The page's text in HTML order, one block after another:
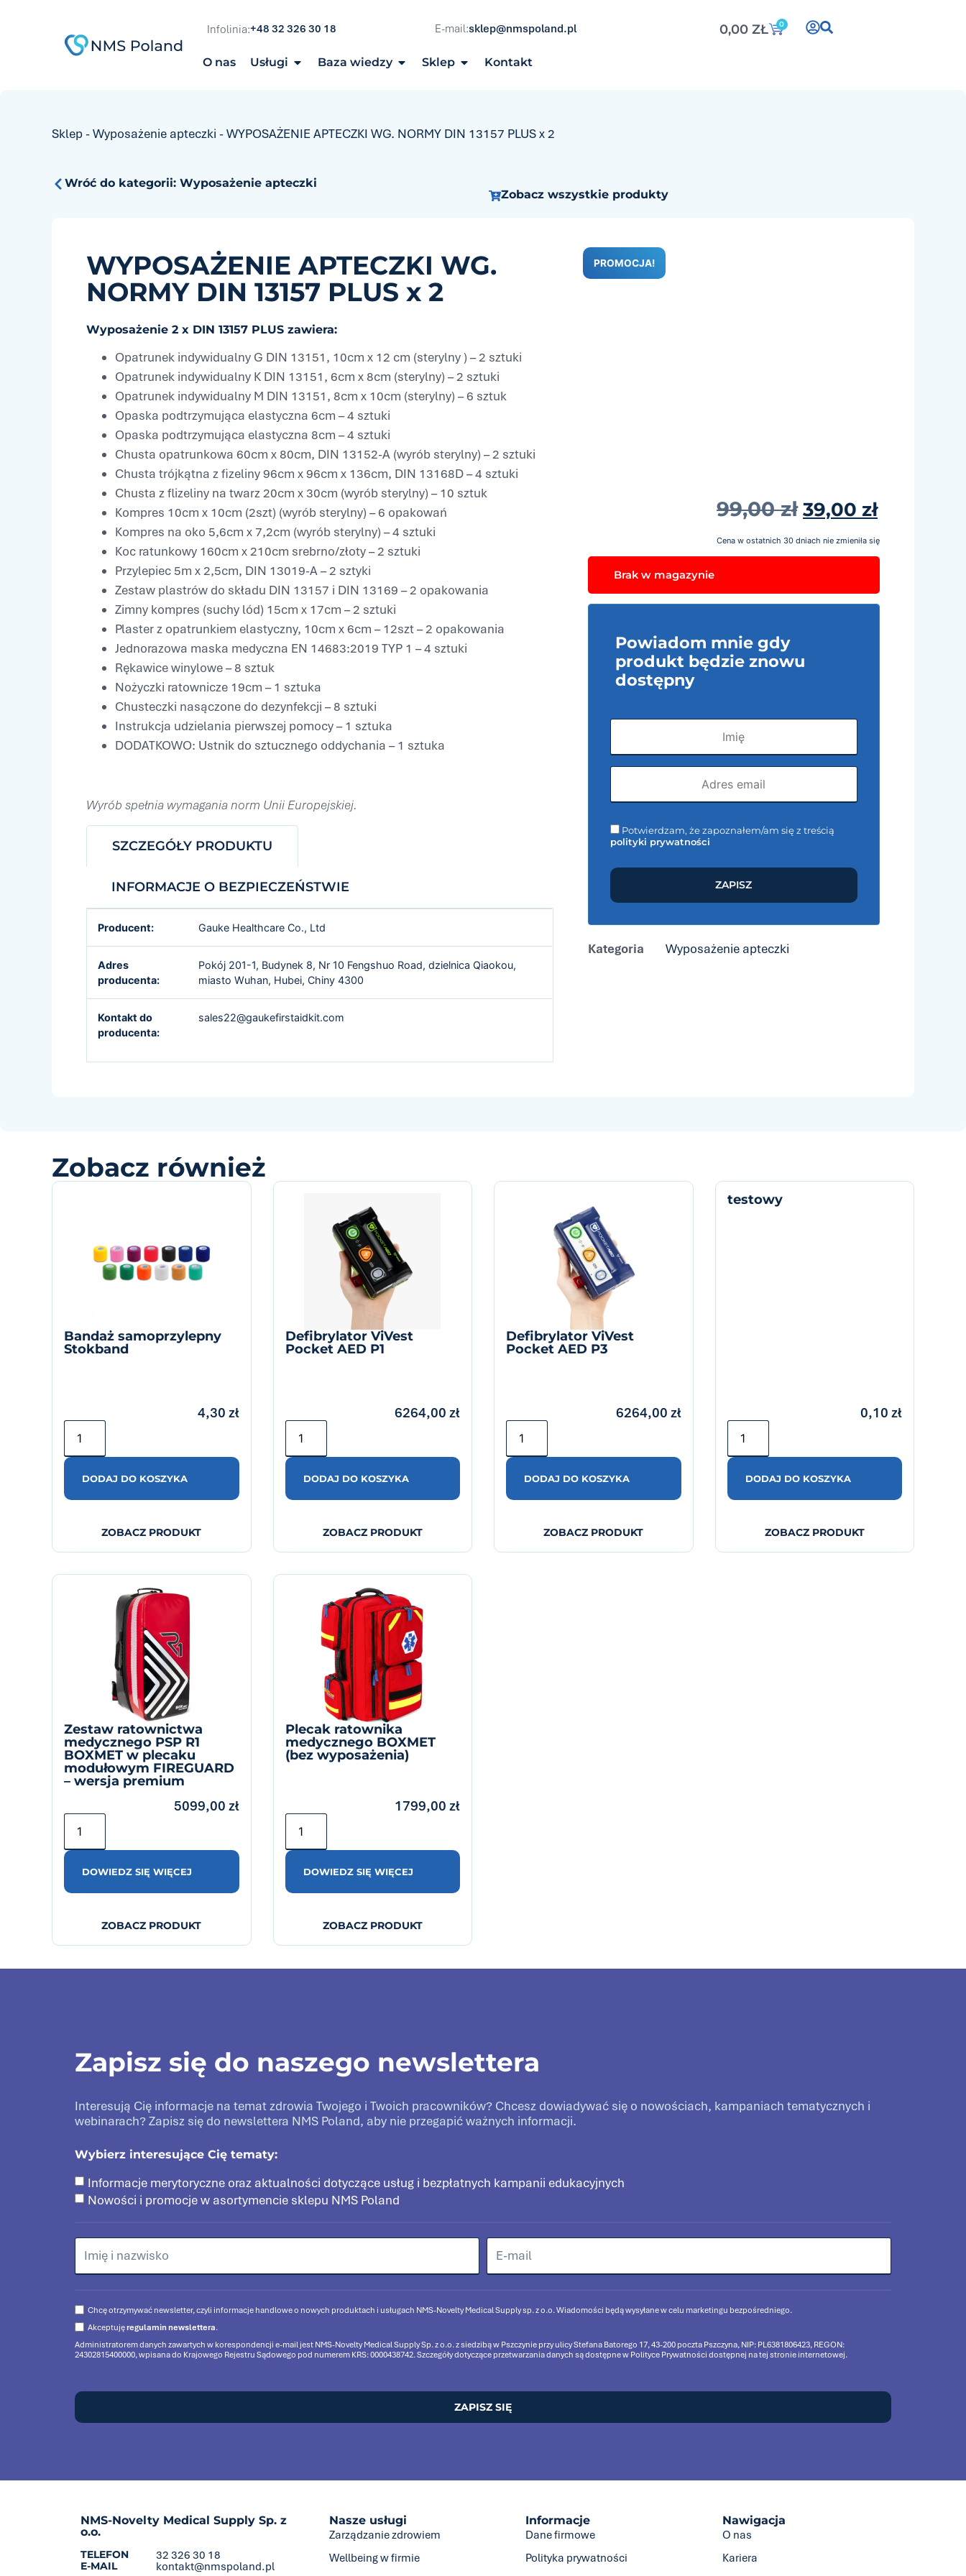
Infolinia:+48 32 326 30 18 E-mail:sklep@nmspoland.pl 0,00 ZŁ 0
O nas Usługi Baza wiedzy Sklep Kontakt
Sklep-Wyposażenie apteczki -WYPOSAŻENIE APTECZKI WG. NORMY DIN 13157 PLUS x 2
Wróć do kategorii: Wyposażenie apteczki
Zobacz wszystkie produkty
WYPOSAŻENIE APTECZKI WG.
NORMY DIN 13157 PLUS x 2
Wyposażenie 2 x DIN 13157 PLUS zawiera:
Opatrunek indywidualny G DIN 13151, 10cm x 12 cm (sterylny ) – 2 sztuki
Opatrunek indywidualny K DIN 13151, 6cm x 8cm (sterylny) – 2 sztuki
Opatrunek indywidualny M DIN 13151, 8cm x 10cm (sterylny) – 6 sztuk
Opaska podtrzymująca elastyczna 6cm – 4 sztuki
Opaska podtrzymująca elastyczna 8cm – 4 sztuki
Chusta opatrunkowa 60cm x 80cm, DIN 13152-A (wyrób sterylny) – 2 sztuki
Chusta trójkątna z fizeliny 96cm x 96cm x 136cm, DIN 13168D – 4 sztuki
Chusta z flizeliny na twarz 20cm x 30cm (wyrób sterylny) – 10 sztuk
Kompres 10cm x 10cm (2szt) (wyrób sterylny) – 6 opakowań
Kompres na oko 5,6cm x 7,2cm (wyrób sterylny) – 4 sztuki
Koc ratunkowy 160cm x 210cm srebrno/złoty – 2 sztuki
Przylepiec 5m x 2,5cm, DIN 13019-A – 2 sztyki
Zestaw plastrów do składu DIN 13157 i DIN 13169 – 2 opakowania
Zimny kompres (suchy lód) 15cm x 17cm – 2 sztuki
Plaster z opatrunkiem elastyczny, 10cm x 6cm – 12szt – 2 opakowania
Jednorazowa maska medyczna EN 14683:2019 TYP 1 – 4 sztuki
Rękawice winylowe – 8 sztuk
Nożyczki ratownicze 19cm – 1 sztuka
Chusteczki nasączone do dezynfekcji – 8 sztuki
Instrukcja udzielania pierwszej pomocy – 1 sztuka
DODATKOWO: Ustnik do sztucznego oddychania – 1 sztuka
Wyrób spełnia wymagania norm Unii Europejskiej.
SZCZEGÓŁY PRODUKTU
INFORMACJE O BEZPIECZEŃSTWIE
Producent: Gauke Healthcare Co., Ltd
Adres
producenta:
Pokój 201-1, Budynek 8, Nr 10 Fengshuo Road, dzielnica Qiaokou,
miasto Wuhan, Hubei, Chiny 4300
Kontakt do
producenta:
sales22@gaukefirstaidkit.com
PROMOCJA!
99,00zł 39,00 zł
Cena w ostatnich 30 dniach nie zmieniła się
Brak w magazynie
Powiadom mnie gdy
produkt będzie znowu
dostępny
Potwierdzam, że zapoznałem/am się z treścią
polityki prywatności
ZAPISZ
Kategoria Wyposażenie apteczki
Zobacz również
Bandaż samoprzylepny
Stokband
4,30 zł
DODAJ DO KOSZYKA
ZOBACZ PRODUKT
Defibrylator ViVest
Pocket AED P1
6264,00 zł
DODAJ DO KOSZYKA
ZOBACZ PRODUKT
Defibrylator ViVest
Pocket AED P3
6264,00 zł
DODAJ DO KOSZYKA
ZOBACZ PRODUKT
testowy
0,10 zł
DODAJ DO KOSZYKA
ZOBACZ PRODUKT
Zestaw ratownictwa
medycznego PSP R1
BOXMET w plecaku
modułowym FIREGUARD
– wersja premium
5099,00 zł
DOWIEDZ SIĘ WIĘCEJ
ZOBACZ PRODUKT
Plecak ratownika
medycznego BOXMET
(bez wyposażenia)
1799,00 zł
DOWIEDZ SIĘ WIĘCEJ
ZOBACZ PRODUKT
Zapisz się do naszego newslettera
Interesują Cię informacje na temat zdrowia Twojego i Twoich pracowników? Chcesz dowiadywać się o nowościach, kampaniach tematycznych i
webinarach? Zapisz się do newslettera NMS Poland, aby nie przegapić ważnych informacji.
Wybierz interesujące Cię tematy:
Informacje merytoryczne oraz aktualności dotyczące usług i bezpłatnych kampanii edukacyjnych
Nowości i promocje w asortymencie sklepu NMS Poland
Chcę otrzymywać newsletter, czyli informacje handlowe o nowych produktach i usługach NMS-Novelty Medical Supply sp. z o.o. Wiadomości będą wysyłane w celu marketingu bezpośredniego.
Akceptujęregulamin newslettera.
Administratorem danych zawartych w korespondencji e-mail jest NMS-Novelty Medical Supply Sp. z o.o. z siedzibą w Pszczynie przy ulicy Stefana Batorego 17, 43-200 poczta Pszczyna, NIP: PL6381806423, REGON:
24302815400000, wpisana do Krajowego Rejestru Sądowego pod numerem KRS: 0000438742. Szczegóły dotyczące przetwarzania danych są dostępne w Polityce Prywatności dostępnej na tej stronie internetowej.
ZAPISZ SIĘ
NMS-Novelty Medical Supply Sp. z
o.o.
TELEFON 32 326 30 18
E-MAIL kontakt@nmspoland.pl
Nasze usługi
Zarządzanie zdrowiem
Wellbeing w firmie
Informacje
Dane firmowe
Polityka prywatności
Nawigacja
O nas
Kariera